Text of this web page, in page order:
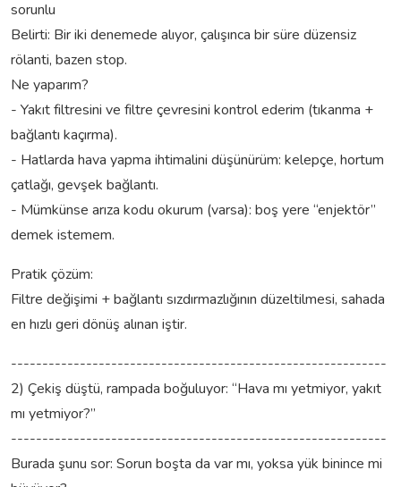
sorunlu
Belirti: Bir iki denemede alıyor, çalışınca bir süre düzensiz
rölanti, bazen stop.
Ne yaparım?
- Yakıt filtresini ve filtre çevresini kontrol ederim (tıkanma +
bağlantı kaçırma).
- Hatlarda hava yapma ihtimalini düşünürüm: kelepçe, hortum
çatlağı, gevşek bağlantı.
- Mümkünse arıza kodu okurum (varsa): boş yere “enjektör”
demek istemem.
Pratik çözüm:
Filtre değişimi + bağlantı sızdırmazlığının düzeltilmesi, sahada
en hızlı geri dönüş alınan iştir.
------------------------------------------------------------
2) Çekiş düştü, rampada boğuluyor: “Hava mı yetmiyor, yakıt
mı yetmiyor?”
------------------------------------------------------------
Burada şunu sor: Sorun boşta da var mı, yoksa yük binince mi